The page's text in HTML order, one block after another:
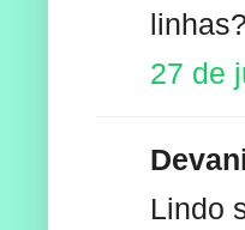
27 de
Lindo